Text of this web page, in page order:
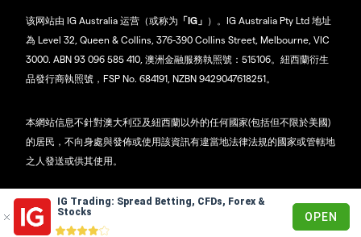
IG Trading: Spread Betting, CFDs, Forex &
Stocks
OPEN
该网站由 IG Australia 运营（或称为 「IG」 ）。IG Australia Pty Ltd 地址
為 Level 32, Queen & Collins, 376-390 Collins Street, Melbourne, VIC
3000. ABN 93 096 585 410, 澳洲金融服務執照號：515106。紐西蘭衍生
品發行商執照號，FSP No. 684191, NZBN 9429047618251。
本網站信息不針對澳大利亞及紐西蘭以外的任何國家(包括但不限於美國)
的居民，不向身處與發佈或使用該資訊有違當地法律法規的國家或管轄地
之人發送或供其使用。
© 2003 - 2026